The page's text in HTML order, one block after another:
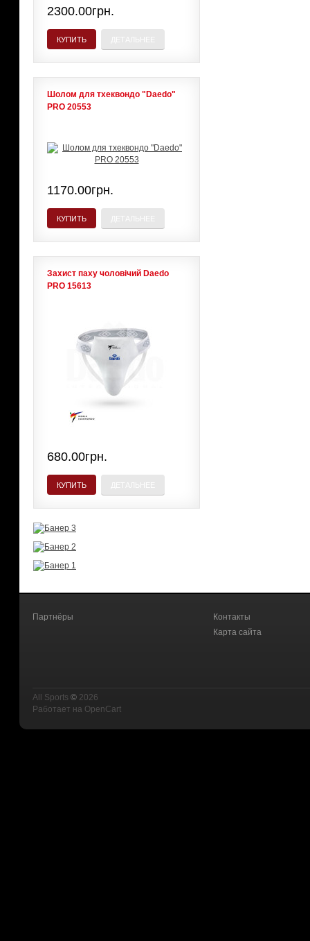
2300.00грн.
КУПИТЬ
Шолом для тхеквондо "Daedo"
PRO 20553
1170.00грн.
КУПИТЬ
Захист паху чоловічий Daedo
PRO 15613
680.00грн.
КУПИТЬ
Партнёры
Контакты
Карта сайта
All Sports © 2026
Работает на OpenCart